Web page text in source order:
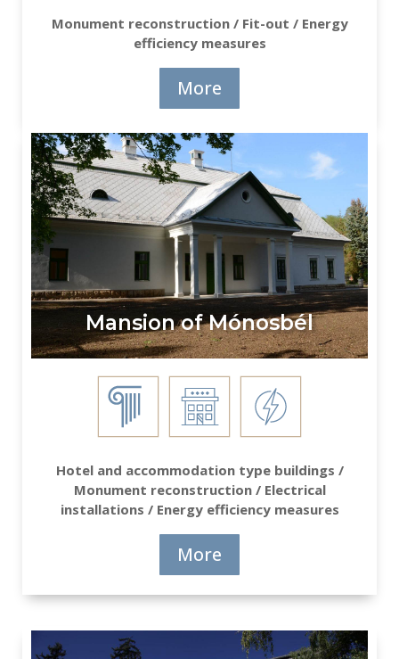
Monument reconstruction / Fit-out / Energy
efficiency measures
More
Mansion of Mónosbél
Hotel and accommodation type buildings /
Monument reconstruction / Electrical
installations / Energy efficiency measures
More